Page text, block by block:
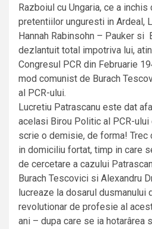
Razboiul cu Ungaria, ce a
pretentiilor unguresti in Ardeal,
Hannah Rabinsohn – Pauker si
dezlantuit total impotriva lui,
Congresul PCR din Februarie
mod comunist de Burach
al PCR-ului.
Lucretiu Patrascanu este dat
acelasi Birou Politic al PCR-
scrie o demisie, de forma! Trec
in domiciliu fortat, timp in care
de cercetare a cazului
Burach Tescovici si Alexandru
lucreaze la dosarul
revolutionar de profesie al
ani – dupa care se ia hotarârea